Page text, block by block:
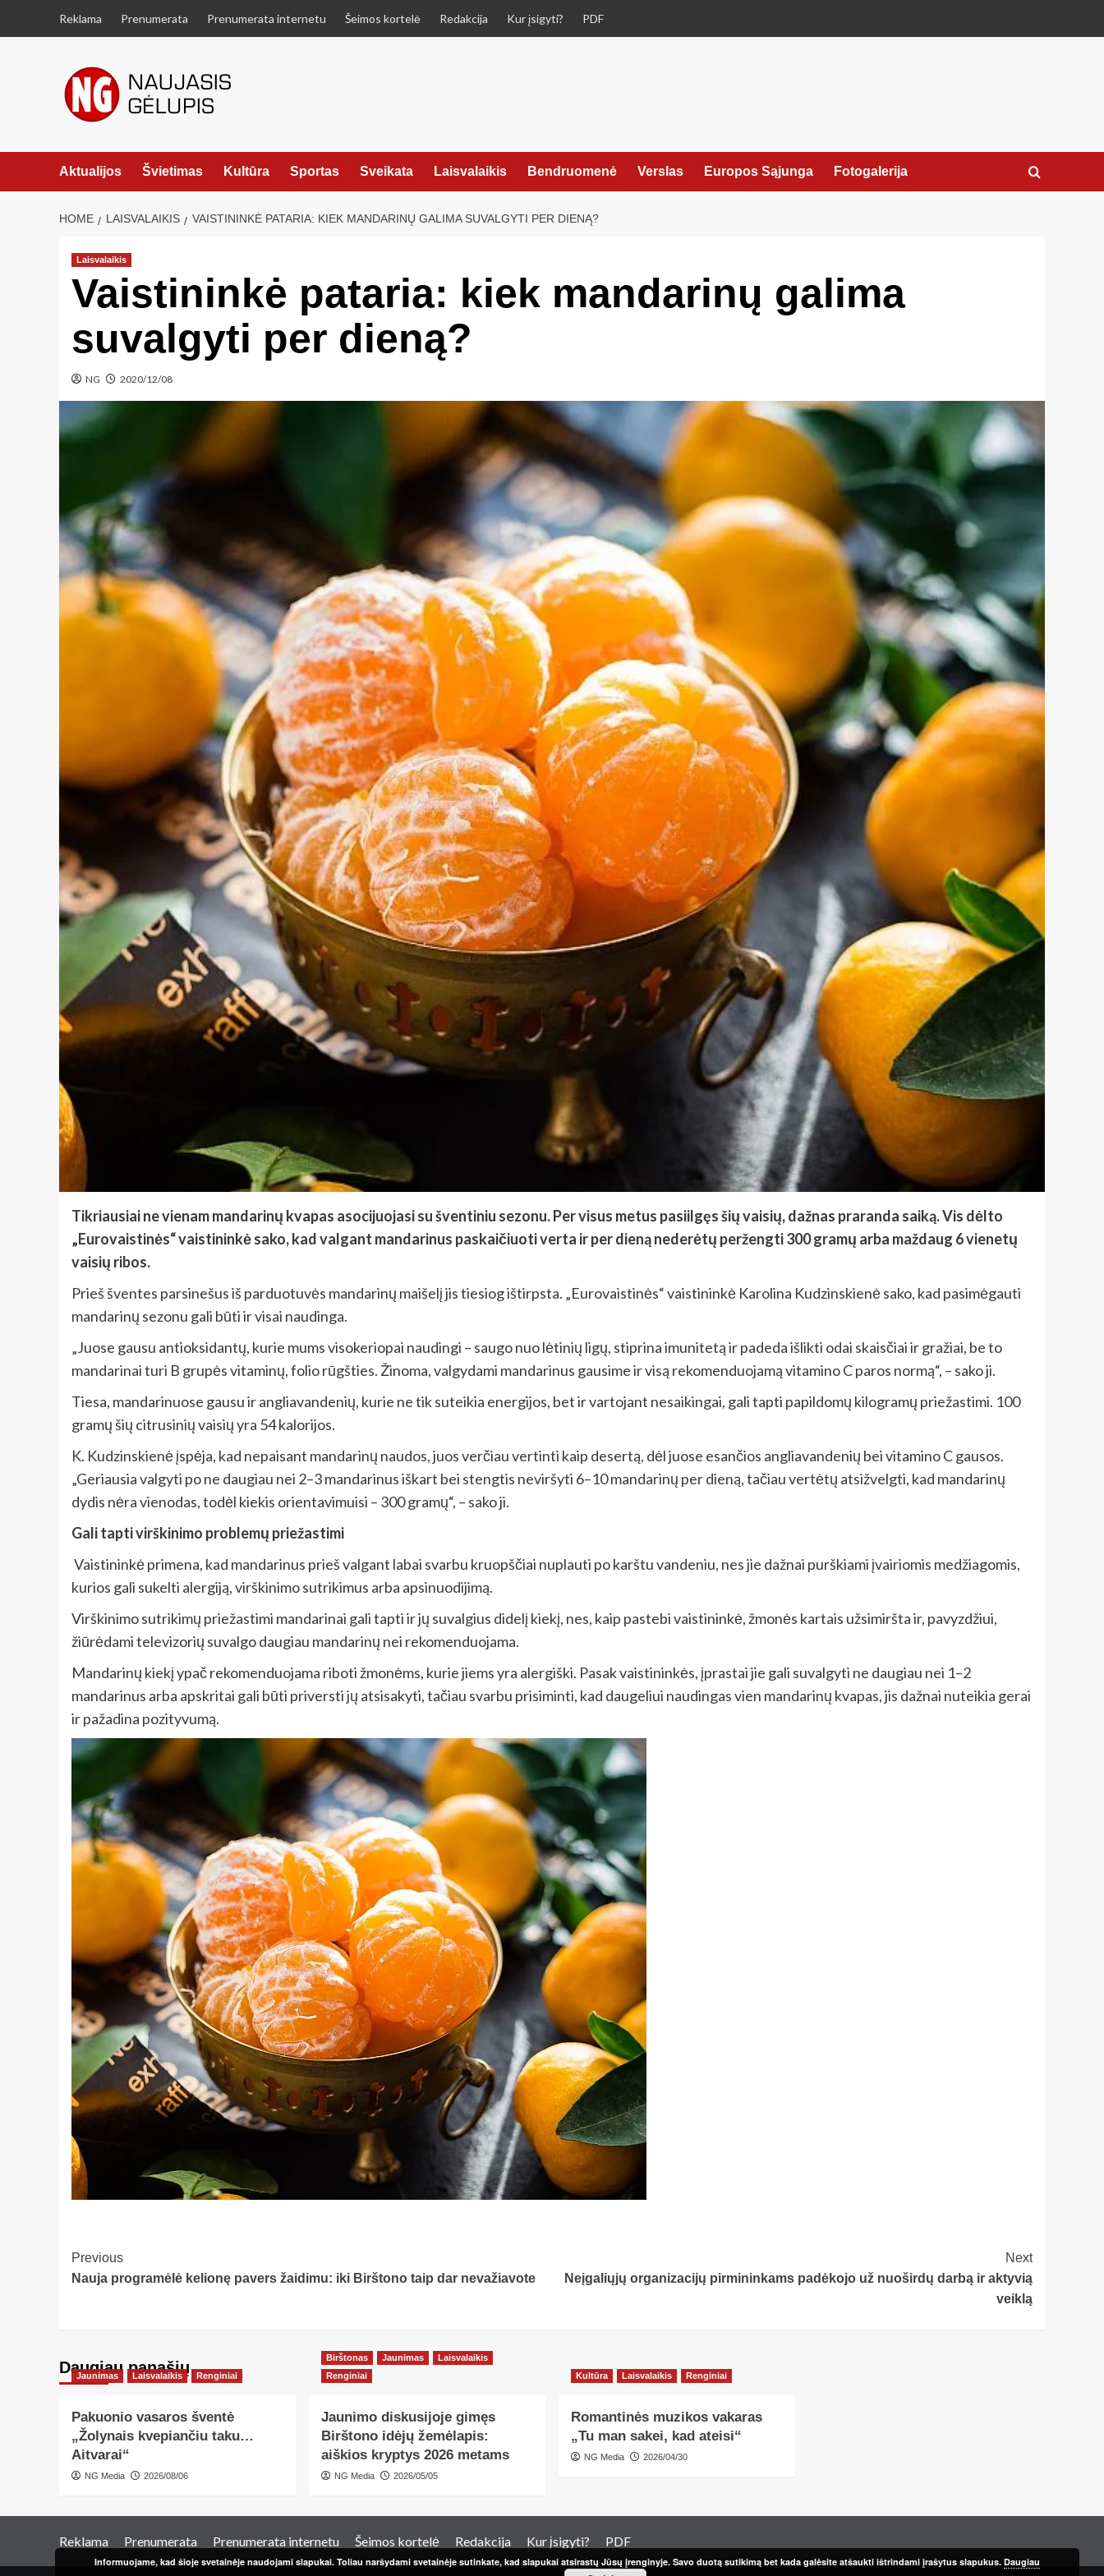
Reklama Prenumerata Prenumerata internetu Šeimos kortelė Redakcija Kur įsigyti? PDF
Aktualijos Švietimas Kultūra Sportas Sveikata Laisvalaikis Bendruomenė Verslas Europos Sąjunga Fotogalerija
HOME LAISVALAIKIS VAISTININKĖ PATARIA: KIEK MANDARINŲ GALIMA SUVALGYTI PER DIENĄ?
Laisvalaikis
Vaistininkė pataria: kiek mandarinų galima
suvalgyti per dieną?
NG 2020/12/08
Tikriausiai ne vienam mandarinų kvapas asocijuojasi su šventiniu sezonu. Per visus metus pasiilgęs šių vaisių, dažnas praranda saiką. Vis dėlto
„Eurovaistinės“ vaistininkė sako, kad valgant mandarinus paskaičiuoti verta ir per dieną nederėtų peržengti 300 gramų arba maždaug 6 vienetų
vaisių ribos.
Prieš šventes parsinešus iš parduotuvės mandarinų maišelį jis tiesiog ištirpsta. „Eurovaistinės“ vaistininkė Karolina Kudzinskienė sako, kad pasimėgauti
mandarinų sezonu gali būti ir visai naudinga.
„Juose gausu antioksidantų, kurie mums visokeriopai naudingi – saugo nuo lėtinių ligų, stiprina imunitetą ir padeda išlikti odai skaisčiai ir gražiai, be to
mandarinai turi B grupės vitaminų, folio rūgšties. Žinoma, valgydami mandarinus gausime ir visą rekomenduojamą vitamino C paros normą“, – sako ji.
Tiesa, mandarinuose gausu ir angliavandenių, kurie ne tik suteikia energijos, bet ir vartojant nesaikingai, gali tapti papildomų kilogramų priežastimi. 100
gramų šių citrusinių vaisių yra 54 kalorijos.
K. Kudzinskienė įspėja, kad nepaisant mandarinų naudos, juos verčiau vertinti kaip desertą, dėl juose esančios angliavandenių bei vitamino C gausos.
„Geriausia valgyti po ne daugiau nei 2–3 mandarinus iškart bei stengtis neviršyti 6–10 mandarinų per dieną, tačiau vertėtų atsižvelgti, kad mandarinų
dydis nėra vienodas, todėl kiekis orientavimuisi – 300 gramų“, – sako ji.
Gali tapti virškinimo problemų priežastimi
Vaistininkė primena, kad mandarinus prieš valgant labai svarbu kruopščiai nuplauti po karštu vandeniu, nes jie dažnai purškiami įvairiomis medžiagomis,
kurios gali sukelti alergiją, virškinimo sutrikimus arba apsinuodijimą.
Virškinimo sutrikimų priežastimi mandarinai gali tapti ir jų suvalgius didelį kiekį, nes, kaip pastebi vaistininkė, žmonės kartais užsimiršta ir, pavyzdžiui,
žiūrėdami televizorių suvalgo daugiau mandarinų nei rekomenduojama.
Mandarinų kiekį ypač rekomenduojama riboti žmonėms, kurie jiems yra alergiški. Pasak vaistininkės, įprastai jie gali suvalgyti ne daugiau nei 1–2
mandarinus arba apskritai gali būti priversti jų atsisakyti, tačiau svarbu prisiminti, kad daugeliui naudingas vien mandarinų kvapas, jis dažnai nuteikia gerai
ir pažadina pozityvumą.
Post
Navigation
Previous
Nauja programėlė kelionę pavers žaidimu: iki Birštono taip dar nevažiavote
Next
Neįgaliųjų organizacijų pirmininkams padėkojo už nuoširdų darbą ir aktyvią
veiklą
Daugiau panašių…
Jaunimas Laisvalaikis Renginiai
Pakuonio vasaros šventė
„Žolynais kvepiančiu taku…
Aitvarai“
NG Media 2026/08/06
Birštonas Jaunimas
Laisvalaikis
Renginiai
Jaunimo diskusijoje gimęs
Birštono idėjų žemėlapis:
aiškios kryptys 2026 metams
NG Media 2026/05/05
Kultūra Laisvalaikis Renginiai
Romantinės muzikos vakaras
„Tu man sakei, kad ateisi“
NG Media 2026/04/30
Reklama Prenumerata Prenumerata internetu Šeimos kortelė Redakcija Kur įsigyti? PDF
Informuojame, kad šioje svetainėje naudojami slapukai. Toliau naršydami svetainėje sutinkate, kad slapukai atsirastų Jūsų įrenginyje. Savo duotą sutikimą bet kada galėsite atšaukti ištrindami įrašytus slapukus.Daugiau